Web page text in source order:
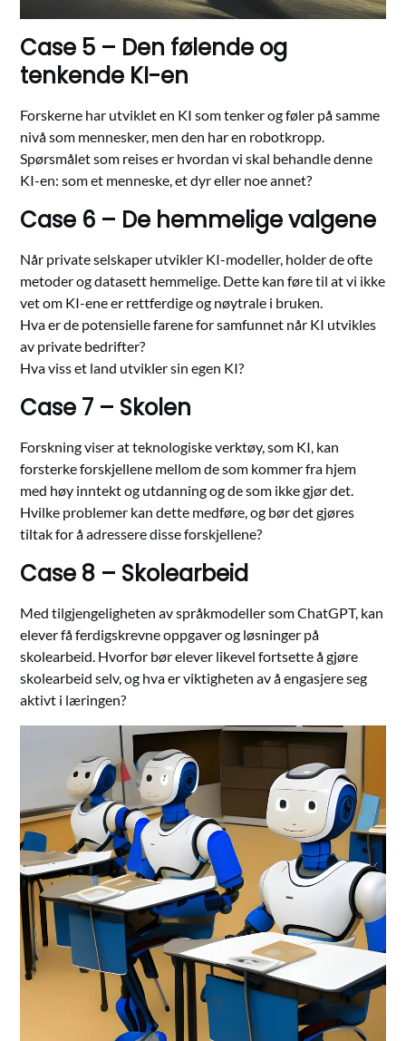
Case 5 – Den følende og
tenkende KI-en
Forskerne har utviklet en KI som tenker og føler på samme
nivå som mennesker, men den har en robotkropp.
Spørsmålet som reises er hvordan vi skal behandle denne
KI-en: som et menneske, et dyr eller noe annet?
Case 6 – De hemmelige valgene
Når private selskaper utvikler KI-modeller, holder de ofte
metoder og datasett hemmelige. Dette kan føre til at vi ikke
vet om KI-ene er rettferdige og nøytrale i bruken.
Hva er de potensielle farene for samfunnet når KI utvikles
av private bedrifter?
Hva viss et land utvikler sin egen KI?
Case 7 – Skolen
Forskning viser at teknologiske verktøy, som KI, kan
forsterke forskjellene mellom de som kommer fra hjem
med høy inntekt og utdanning og de som ikke gjør det.
Hvilke problemer kan dette medføre, og bør det gjøres
tiltak for å adressere disse forskjellene?
Case 8 – Skolearbeid
Med tilgjengeligheten av språkmodeller som ChatGPT, kan
elever få ferdigskrevne oppgaver og løsninger på
skolearbeid. Hvorfor bør elever likevel fortsette å gjøre
skolearbeid selv, og hva er viktigheten av å engasjere seg
aktivt i læringen?